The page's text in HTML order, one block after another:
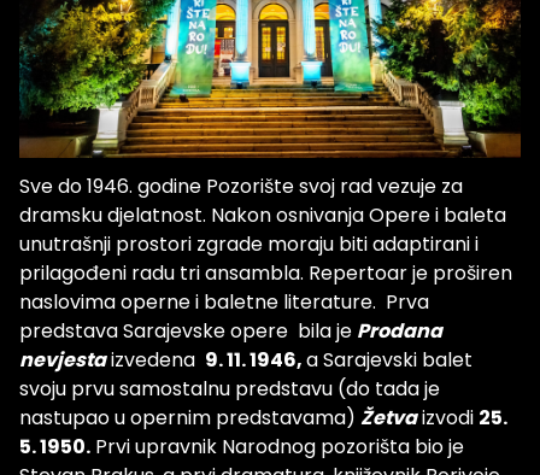
Sve do 1946. godine Pozorište svoj rad vezuje za
dramsku djelatnost. Nakon osnivanja Opere i baleta
unutrašnji prostori zgrade moraju biti adaptirani i
prilagođeni radu tri ansambla. Repertoar je proširen
naslovima operne i baletne literature. Prva
predstava Sarajevske opere bila je Prodana
nevjestaizvedena 9. 11. 1946,a Sarajevski balet
svoju prvu samostalnu predstavu (do tada je
nastupao u opernim predstavama) Žetvaizvodi 25.
5. 1950. Prvi upravnik Narodnog pozorišta bio je